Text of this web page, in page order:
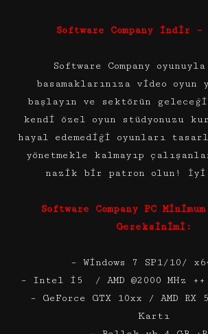
Software Company İndir
Software Company
basamaklarınıza video oyun
başlayın ve sektörün
kendi özel oyun stüdyonuzu
hayal edemediği oyunları
yönetmekle kalmayıp
nazik bir patron olun! İyi
Software Company PC
Gereksinimi:
– Windows 7 SP1/10/
– Intel i5 / AMD @2000 MHz
– GeForce GTX 10xx / AMD RX
Kartı